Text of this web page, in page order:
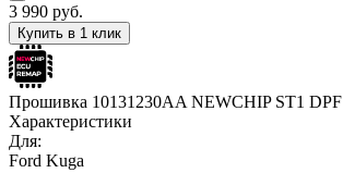
3 990 руб.
Купить в 1 клик
Прошивка 10131230AA NEWCHIP ST1 DPF
Характеристики
Для:
Ford Kuga